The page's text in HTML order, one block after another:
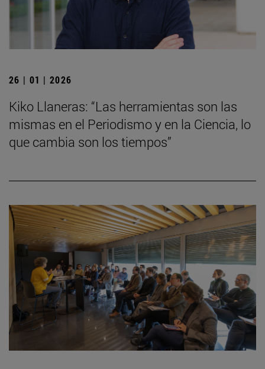
26 | 01 | 2026
Kiko Llaneras: “Las herramientas son las
mismas en el Periodismo y en la Ciencia, lo
que cambia son los tiempos”